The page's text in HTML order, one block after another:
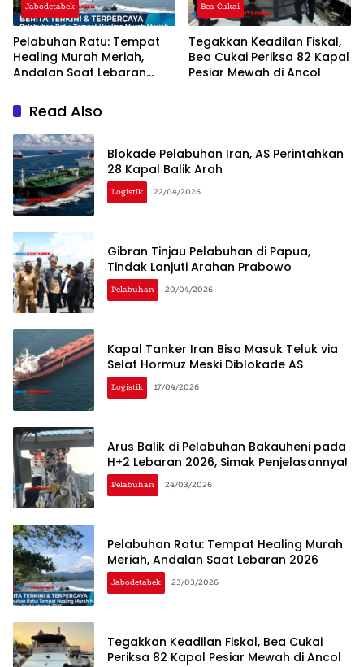
Jabodetabek
Pelabuhan Ratu: Tempat
Healing Murah Meriah,
Andalan Saat Lebaran
Bea Cukai
Tegakkan Keadilan Fiskal,
Bea Cukai Periksa 82 Kapal
Pesiar Mewah di Ancol
Read Also
Blokade Pelabuhan Iran, AS Perintahkan
28 Kapal Balik Arah
Logistik 22/04/2026
Gibran Tinjau Pelabuhan di Papua,
Tindak Lanjuti Arahan Prabowo
Pelabuhan 20/04/2026
Kapal Tanker Iran Bisa Masuk Teluk via
Selat Hormuz Meski Diblokade AS
Logistik 17/04/2026
Arus Balik di Pelabuhan Bakauheni pada
H+2 Lebaran 2026, Simak Penjelasannya!
Pelabuhan 24/03/2026
Pelabuhan Ratu: Tempat Healing Murah
Meriah, Andalan Saat Lebaran 2026
Jabodetabek 23/03/2026
Tegakkan Keadilan Fiskal, Bea Cukai
Periksa 82 Kapal Pesiar Mewah di Ancol